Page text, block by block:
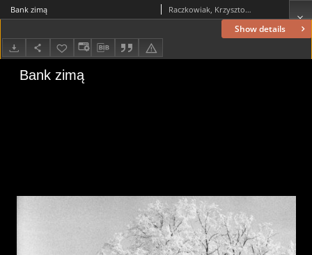
Show details
Bank zimą Raczkowiak, Krzysztof (1952–2016)